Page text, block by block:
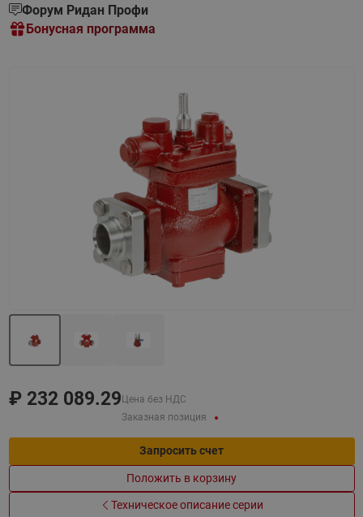
Форум Ридан Профи
Бонусная программа
₽ 232 089.29 Цена без НДС
Заказная позиция
Запросить счет
Положить в корзину
Техническое описание серии